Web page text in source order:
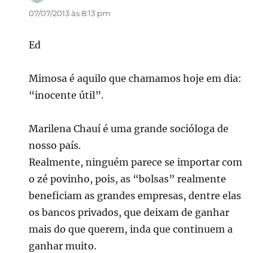
07/07/2013 às 8:13 pm
Ed
Mimosa é aquilo que chamamos hoje em dia:
“inocente útil”.
Marilena Chauí é uma grande socióloga de
nosso país.
Realmente, ninguém parece se importar com
o zé povinho, pois, as “bolsas” realmente
beneficiam as grandes empresas, dentre elas
os bancos privados, que deixam de ganhar
mais do que querem, inda que continuem a
ganhar muito.